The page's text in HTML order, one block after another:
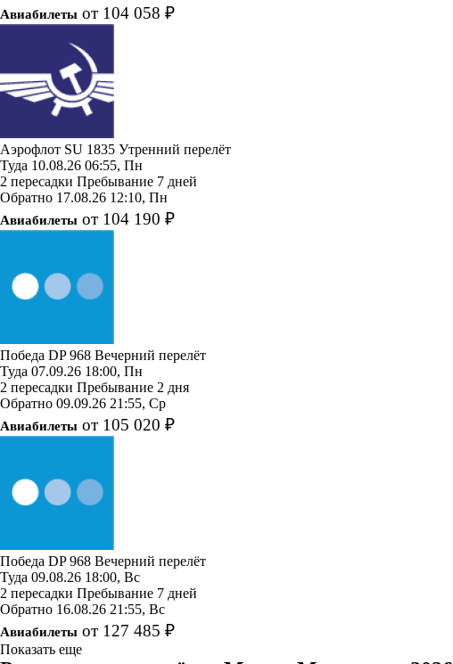
Авиабилеты от 104 058 ₽
Аэрофлот SU 1835 Утренний перелёт
Туда 10.08.26 06:55, Пн
2 пересадки Пребывание 7 дней
Обратно 17.08.26 12:10, Пн
Авиабилеты от 104 190 ₽
Победа DP 968 Вечерний перелёт
Туда 07.09.26 18:00, Пн
2 пересадки Пребывание 2 дня
Обратно 09.09.26 21:55, Ср
Авиабилеты от 105 020 ₽
Победа DP 968 Вечерний перелёт
Туда 09.08.26 18:00, Вс
2 пересадки Пребывание 7 дней
Обратно 16.08.26 21:55, Вс
Авиабилеты от 127 485 ₽
Показать еще